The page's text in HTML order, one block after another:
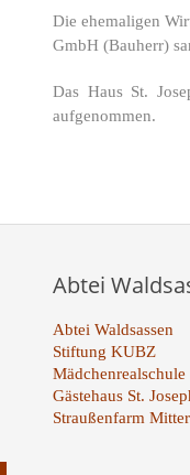
Die ehemaligen
GmbH (Bauherr)
Das Haus St.
aufgenommen.
Abtei
Abtei Waldsassen
Stiftung KUBZ
Mädchenrealschule
Gästehaus St.
Straußenfarm